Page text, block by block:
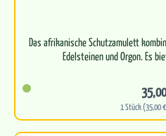
Das afrikanische Schutzamulett
1 Stück (35,00